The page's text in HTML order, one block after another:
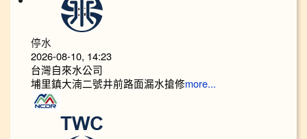
停水
2026-08-10, 14:23
台灣自來水公司
埔里鎮大湳二號井前路面漏水搶修more...